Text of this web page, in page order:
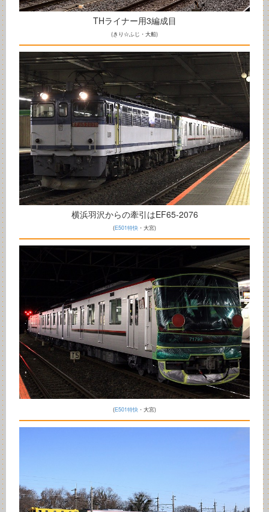
THライナー用3編成目
(きり☆ふじ・大船)
横浜羽沢からの牽引はEF65-2076
(E501特快 ・大宮)
(E501特快 ・大宮)